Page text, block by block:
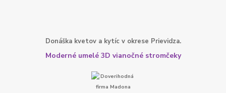
Donáška kvetov a kytíc v okrese Prievidza.
Moderné umelé 3D vianočné stromčeky